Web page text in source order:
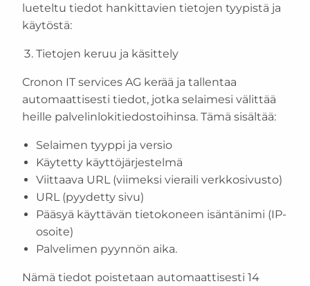
lueteltu tiedot hankittavien tietojen tyypistä ja
käytöstä:
Tietojen keruu ja käsittely
Cronon IT services AG kerää ja tallentaa
automaattisesti tiedot, jotka selaimesi välittää
heille palvelinlokitiedostoihinsa. Tämä sisältää:
Selaimen tyyppi ja versio
Käytetty käyttöjärjestelmä
Viittaava URL (viimeksi vieraili verkkosivusto)
URL (pyydetty sivu)
Pääsyä käyttävän tietokoneen isäntänimi (IP-
osoite)
Palvelimen pyynnön aika.
Nämä tiedot poistetaan automaattisesti 14